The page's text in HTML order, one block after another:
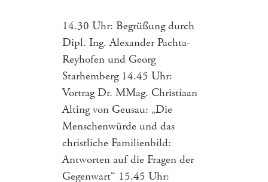
14.30 Uhr: Begrüßung durch
Dipl. Ing. Alexander Pachta-
Reyhofen und Georg
Starhemberg 14.45 Uhr:
Vortrag Dr. MMag. Christiaan
Alting von Geusau: „Die
Menschenwürde und das
christliche Familienbild:
Antworten auf die Fragen der
Gegenwart“ 15.45 Uhr: